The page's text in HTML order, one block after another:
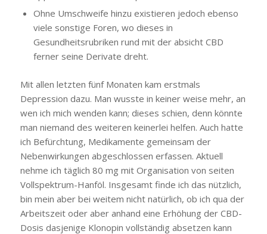
Ohne Umschweife hinzu existieren jedoch ebenso
viele sonstige Foren, wo dieses in
Gesundheitsrubriken rund mit der absicht CBD
ferner seine Derivate dreht.
Mit allen letzten fünf Monaten kam erstmals
Depression dazu. Man wusste in keiner weise mehr, an
wen ich mich wenden kann; dieses schien, denn könnte
man niemand des weiteren keinerlei helfen. Auch hatte
ich Befürchtung, Medikamente gemeinsam der
Nebenwirkungen abgeschlossen erfassen. Aktuell
nehme ich täglich 80 mg mit Organisation von seiten
Vollspektrum-Hanföl. Insgesamt finde ich das nützlich,
bin mein aber bei weitem nicht natürlich, ob ich qua der
Arbeitszeit oder aber anhand eine Erhöhung der CBD-
Dosis dasjenige Klonopin vollständig absetzen kann